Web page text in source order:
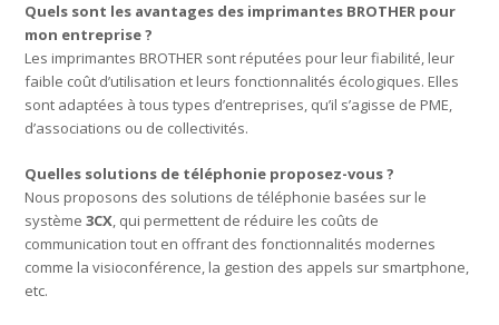
Quels sont les avantages des imprimantes BROTHER pour
mon entreprise ?
Les imprimantes BROTHER sont réputées pour leur fiabilité, leur
faible coût d’utilisation et leurs fonctionnalités écologiques. Elles
sont adaptées à tous types d’entreprises, qu’il s’agisse de PME,
d’associations ou de collectivités.
Quelles solutions de téléphonie proposez-vous ?
Nous proposons des solutions de téléphonie basées sur le
système3CX, qui permettent de réduire les coûts de
communication tout en offrant des fonctionnalités modernes
comme la visioconférence, la gestion des appels sur smartphone,
etc.